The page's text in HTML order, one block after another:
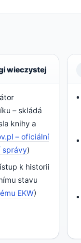
wieczystej
– skládá
knihy a
– oficiální
správy)
k historii
stavu
EKW)